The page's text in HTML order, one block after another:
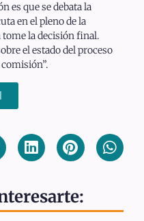
es que se debata la
en el pleno de la
tome la decisión final.
el estado del proceso